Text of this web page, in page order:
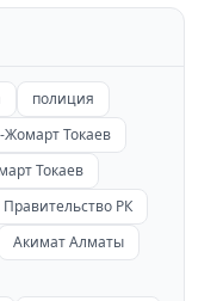
полиция
Токаев
Токаев
Правительство РК
Акимат Алматы